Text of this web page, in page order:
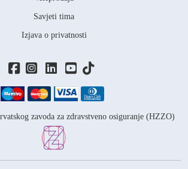
zavoda za zdravstveno osiguranje (HZZO)
Savjeti tima
Izjava o privatnosti